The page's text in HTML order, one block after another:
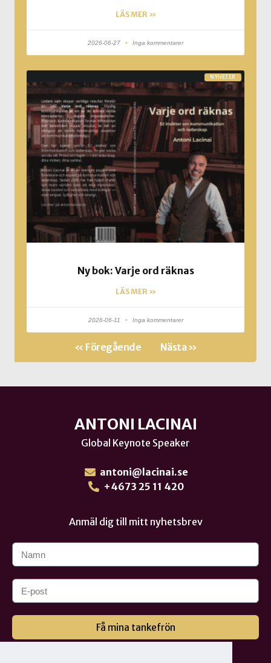
LÄS MER »
2026-06-27 Inga kommentarer
NYHETER
Ny bok: Varje ord räknas
LÄS MER »
2026-06-11 Inga kommentarer
« Föregående Nästa »
ANTONI LACINAI
Global Keynote Speaker
antoni@lacinai.se
+4673 25 11 420
Anmäl dig till mitt nyhetsbrev
Få mina tankefrön